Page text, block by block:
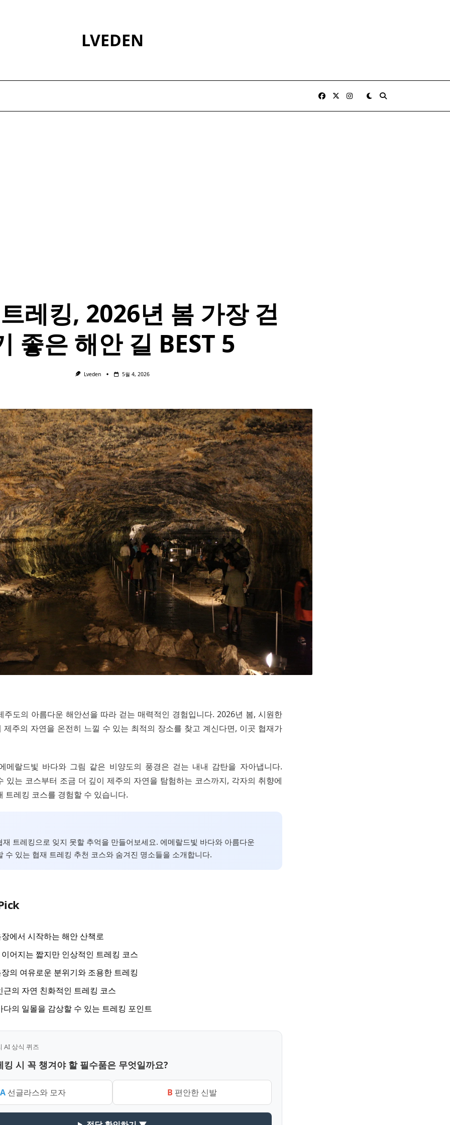
LVEDEN
레킹, 2026년 봄 가장 걷
좋은 해안 길 BEST 5
Lveden 5월 4, 2026
주도의 아름다운 해안선을 따라 걷는 매력적인 경험입니다. 2026년 봄, 시원한
제주의 자연을 온전히 느낄 수 있는 최적의 장소를 찾고 계신다면, 이곳 협재가
메랄드빛 바다와 그림 같은 비양도의 풍경은 걷는 내내 감탄을 자아냅니다.
있는 코스부터 조금 더 깊이 제주의 자연을 탐험하는 코스까지, 각자의 취향에
트레킹 코스를 경험할 수 있습니다.
트레킹으로 잊지 못할 추억을 만들어보세요. 에메랄드빛 바다와 아름다운
수 있는 협재 트레킹 추천 코스와 숨겨진 명소들을 소개합니다.
에서 시작하는 해안 산책로
어지는 짧지만 인상적인 트레킹 코스
의 여유로운 분위기와 조용한 트레킹
근의 자연 친화적인 트레킹 코스
다의 일몰을 감상할 수 있는 트레킹 포인트
AI 상식 퀴즈
킹 시 꼭 챙겨야 할 필수품은 무엇일까요?
A 선글라스와 모자 B 편안한 신발